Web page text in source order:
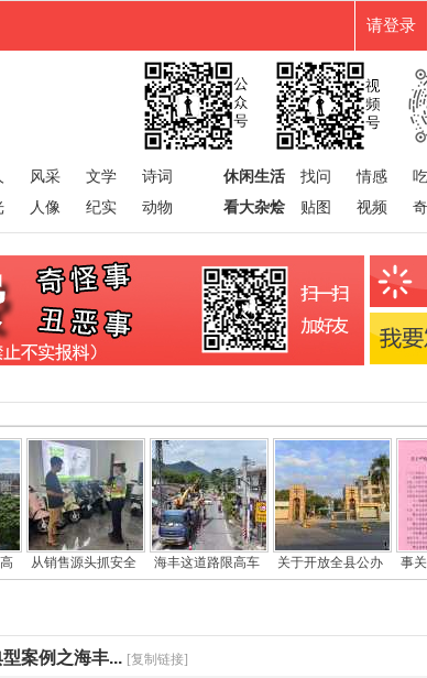
请登录
风采 文学
诗词
人像 纪实 动物
休闲生活 找问 情感
看大杂烩
贴图 视频
从销售源头抓安全 海丰这道路限高车 关于开放全县公办 事
案例之海丰... [复制链接]